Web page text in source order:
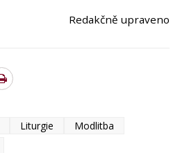
Redakčně upraveno
Liturgie
Modlitba